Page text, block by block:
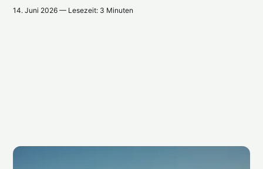
14. Juni 2026 — Lesezeit: 3 Minuten